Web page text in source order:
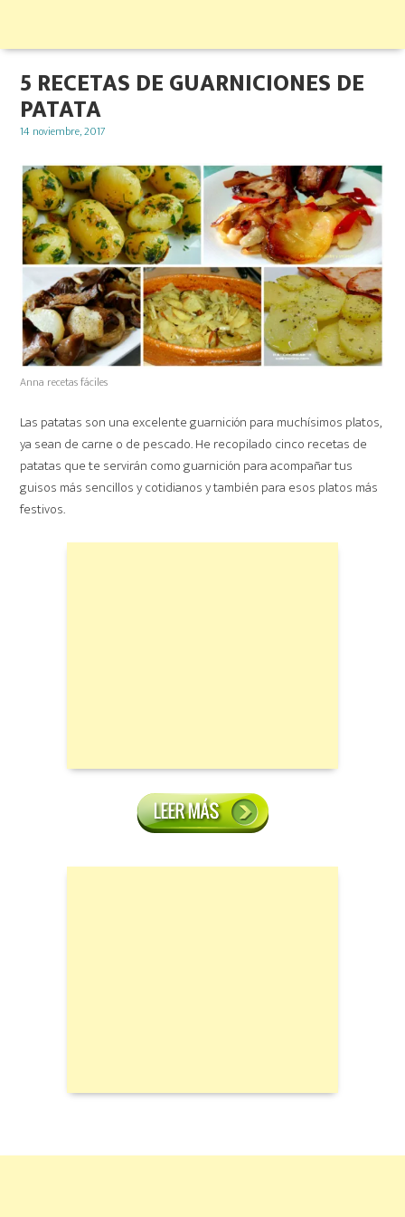
5 RECETAS DE GUARNICIONES DE
PATATA
Posted
14 noviembre, 2017
Anna recetas fáciles
Las patatas son una excelente guarnición para muchísimos platos,
ya sean de carne o de pescado. He recopilado cinco recetas de
patatas que te servirán como guarnición para acompañar tus
guisos más sencillos y cotidianos y también para esos platos más
festivos.